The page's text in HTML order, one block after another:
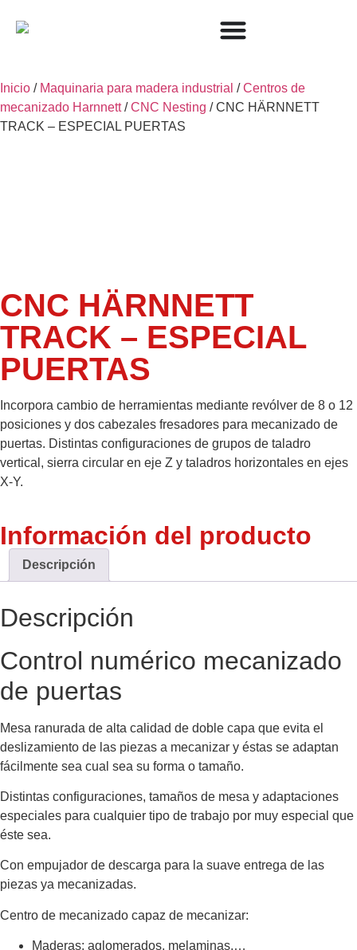
Inicio / Maquinaria para madera industrial /Centros de
mecanizado Harnnett/CNC Nesting / CNC HÄRNNETT
TRACK – ESPECIAL PUERTAS
CNC HÄRNNETT
TRACK – ESPECIAL
PUERTAS
Incorpora cambio de herramientas mediante revólver de 8 o 12
posiciones y dos cabezales fresadores para mecanizado de
puertas. Distintas configuraciones de grupos de taladro
vertical, sierra circular en eje Z y taladros horizontales en ejes
X-Y.
Información del producto
Descripción
Descripción
Control numérico mecanizado
de puertas
Mesa ranurada de alta calidad de doble capa que evita el
deslizamiento de las piezas a mecanizar y éstas se adaptan
fácilmente sea cual sea su forma o tamaño.
Distintas configuraciones, tamaños de mesa y adaptaciones
especiales para cualquier tipo de trabajo por muy especial que
éste sea.
Con empujador de descarga para la suave entrega de las
piezas ya mecanizadas.
Centro de mecanizado capaz de mecanizar:
Maderas: aglomerados, melaminas,…